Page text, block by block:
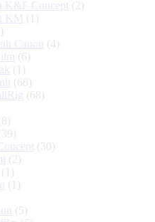
K&F Concept (2)
KM (1)
Canon
(4)
(6)
(1)
(68)
(68)
(30)
(2)
(1)
(1)
(5)